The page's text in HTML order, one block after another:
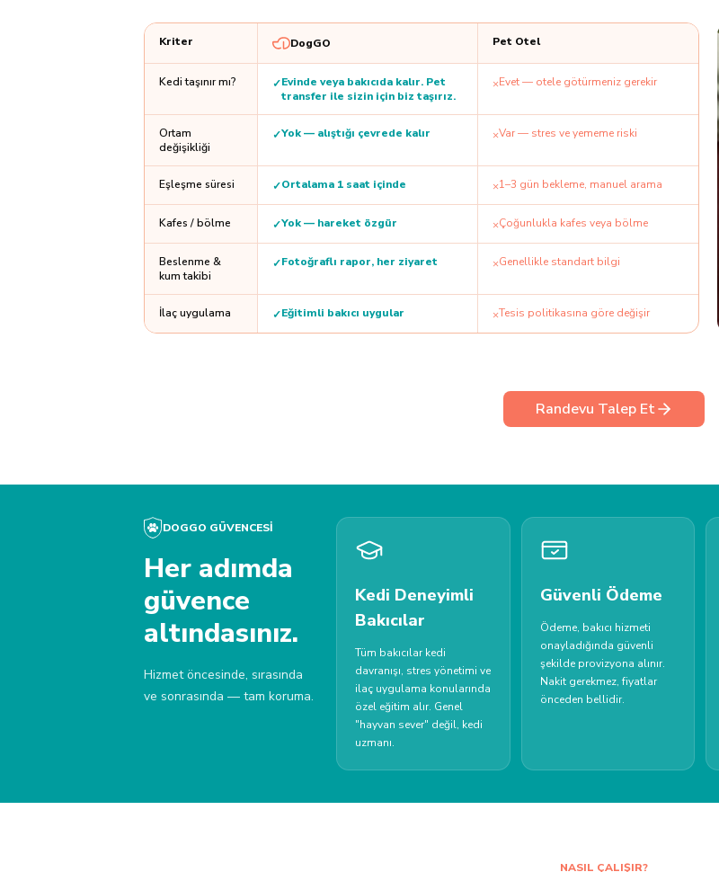
Kriter DogGO Pet Otel
Kedi taşınır mı? ✓Evinde veya bakıcıda kalır. Pet
transfer ile sizin için biz taşırız.
×Evet — otele götürmeniz gerekir
Ortam
değişikliği
✓Yok — alıştığı çevrede kalır ×Var — stres ve yememe riski
Eşleşme süresi ✓Ortalama 1 saat içinde ×1–3 gün bekleme, manuel arama
Kafes / bölme ✓Yok — hareket özgür ×Çoğunlukla kafes veya bölme
Beslenme &
kum takibi
✓Fotoğraflı rapor, her ziyaret ×Genellikle standart bilgi
İlaç uygulama ✓Eğitimli bakıcı uygular ×Tesis politikasına göre değişir
Randevu Talep Et
DOGGO GÜVENCESİ
Her adımda
güvence
altındasınız.
Hizmet öncesinde, sırasında
ve sonrasında — tam koruma.
Kedi Deneyimli
Bakıcılar
Tüm bakıcılar kedi
davranışı, stres yönetimi ve
ilaç uygulama konularında
özel eğitim alır. Genel
"hayvan sever" değil, kedi
uzmanı.
Güvenli Ödeme
Ödeme, bakıcı hizmeti
onayladığında güvenli
şekilde provizyona alınır.
Nakit gerekmez, fiyatlar
önceden bellidir.
NASIL ÇALIŞIR?